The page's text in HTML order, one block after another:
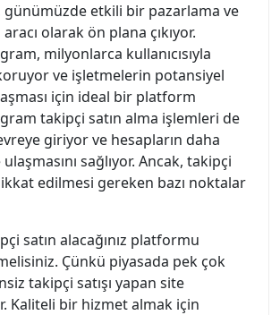
günümüzde etkili bir pazarlama ve
olarak ön plana çıkıyor.
milyonlarca kullanıcısıyla
ve işletmelerin potansiyel
için ideal bir platform
takipçi satın alma işlemleri de
giriyor ve hesapların daha
sağlıyor. Ancak, takipçi
edilmesi gereken bazı noktalar
satın alacağınız platformu
Çünkü piyasada pek çok
takipçi satışı yapan site
Kaliteli bir hizmet almak için